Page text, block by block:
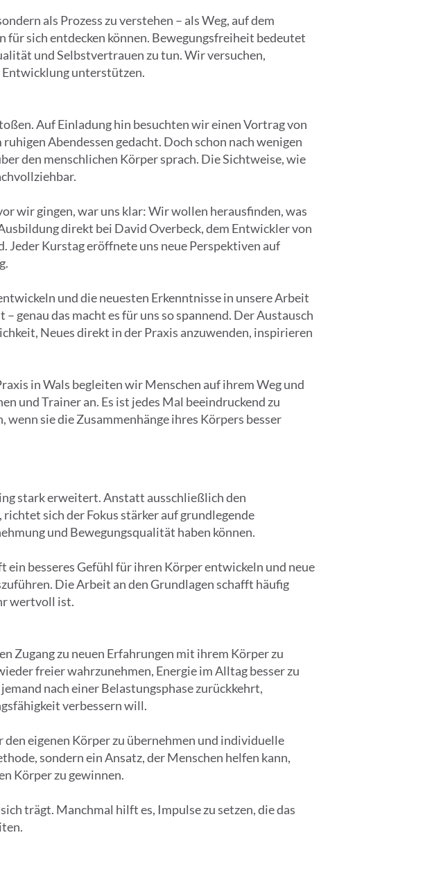
als Prozess zu verstehen – als Weg, auf dem
sich entdecken können. Bewegungsfreiheit bedeutet
und Selbstvertrauen zu tun. Wir versuchen,
Entwicklung unterstützen.
Auf Einladung hin besuchten wir einen Vortrag von
Abendessen gedacht. Doch schon nach wenigen
den menschlichen Körper sprach. Die Sichtweise, wie
wir gingen, war uns klar: Wir wollen herausfinden, was
direkt bei David Overbeck, dem Entwickler von
Jeder Kurstag eröffnete uns neue Perspektiven auf
und die neuesten Erkenntnisse in unsere Arbeit
genau das macht es für uns so spannend. Der Austausch
Neues direkt in der Praxis anzuwenden, inspirieren
in Wals begleiten wir Menschen auf ihrem Weg und
und Trainer an. Es ist jedes Mal beeindruckend zu
sie die Zusammenhänge ihres Körpers besser
stark erweitert. Anstatt ausschließlich den
sich der Fokus stärker auf grundlegende
und Bewegungsqualität haben können.
besseres Gefühl für ihren Körper entwickeln und neue
Die Arbeit an den Grundlagen schafft häufig
wertvoll ist.
Zugang zu neuen Erfahrungen mit ihrem Körper zu
freier wahrzunehmen, Energie im Alltag besser zu
nach einer Belastungsphase zurückkehrt,
verbessern will.
eigenen Körper zu übernehmen und individuelle
sondern ein Ansatz, der Menschen helfen kann,
Körper zu gewinnen.
trägt. Manchmal hilft es, Impulse zu setzen, die das